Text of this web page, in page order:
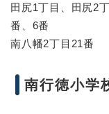
田尻1丁目、田尻2
番、6番
南八幡2丁目21番
南行徳小学